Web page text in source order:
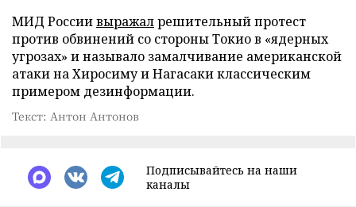
МИД Россиивыражалрешительный протест
против обвинений со стороны Токио в «ядерных
угрозах» и называло замалчивание американской
атаки на Хиросиму и Нагасаки классическим
примером дезинформации.
Текст: Антон Антонов
Подписывайтесь на наши
каналы